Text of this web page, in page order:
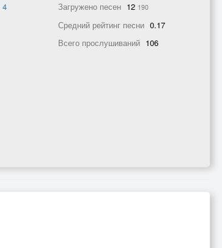
4
Загружено песен 12 190
Средний рейтинг песни 0.17
Всего прослушиваний 106